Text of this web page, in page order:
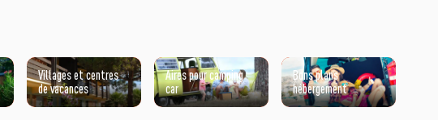
Villages et centres
de vacances
Aires pour camping
car
Bons plans
hébergement